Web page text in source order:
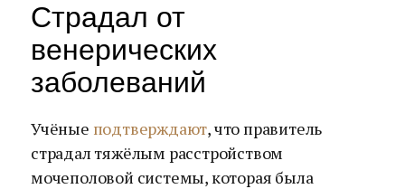
Страдал от
венерических
заболеваний
Учёные подтверждают, что правитель
страдал тяжёлым расстройством
мочеполовой системы, которая была